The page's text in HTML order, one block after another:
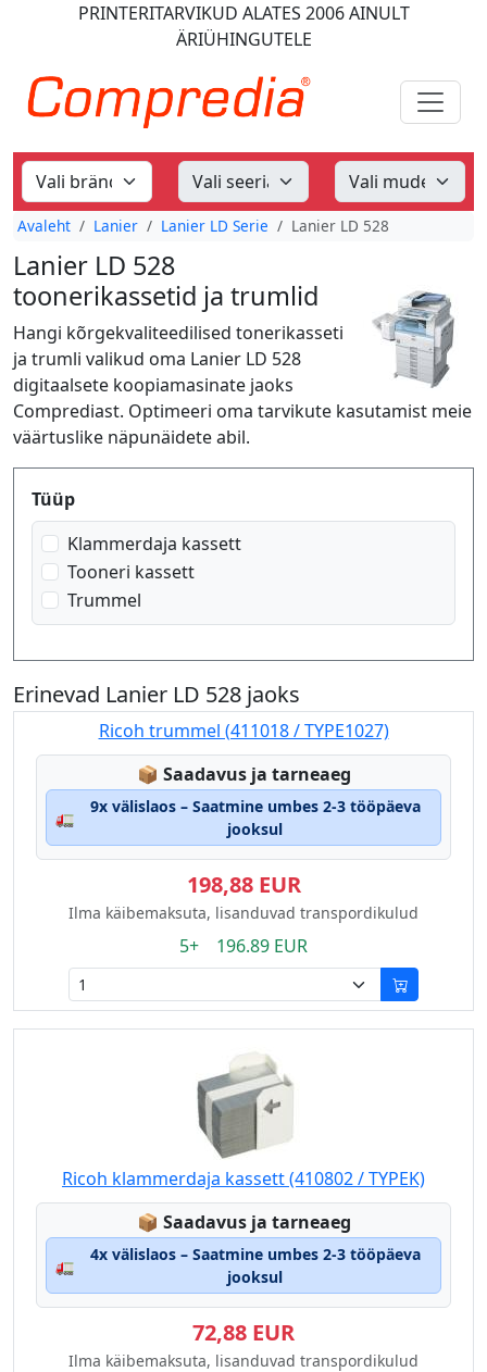
PRINTERITARVIKUD ALATES 2006AINULT
ÄRIÜHINGUTELE
Avaleht Lanier Lanier LD Serie Lanier LD 528
Lanier LD 528
toonerikassetid ja trumlid
Hangi kõrgekvaliteedilised tonerikasseti
ja trumli valikud oma Lanier LD 528
digitaalsete koopiamasinate jaoks
Comprediast. Optimeeri oma tarvikute kasutamist meie
väärtuslike näpunäidete abil.
Produktfilter
Tüüp
Klammerdaja kassett
Tooneri kassett
Trummel
Erinevad Lanier LD 528 jaoks
Ricoh trummel (411018 / TYPE1027)
📦 Lagerstatus:
Saadavus ja tarneaeg
🚛
9x välislaos – Saatmine umbes 2-3 tööpäeva
jooksul
198,88 EUR
Ilma käibemaksuta, lisanduvad transpordikulud
5+ 196.89 EUR
Ricoh klammerdaja kassett (410802 / TYPEK)
📦 Lagerstatus:
Saadavus ja tarneaeg
🚛
4x välislaos – Saatmine umbes 2-3 tööpäeva
jooksul
72,88 EUR
Ilma käibemaksuta, lisanduvad transpordikulud